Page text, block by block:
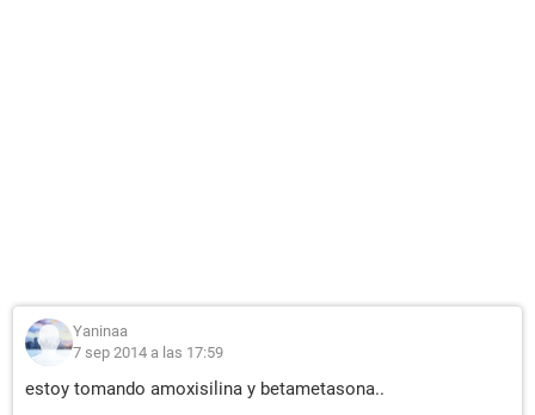
Yaninaa
7 sep 2014 a las 17:59
estoy tomando amoxisilina y betametasona..